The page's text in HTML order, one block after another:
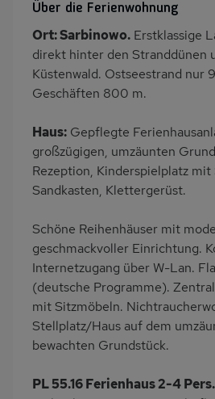
PKW-Parkplatz
Dusche
Babybett
Fahrradverleih
Wb/WC
Strandnah
Handtücher inklusive
Über die Ferienwohnung
Ort: Sarbinowo. Erstklassige
direkt hinter den Stranddünen
Küstenwald. Ostseestrand
Geschäften 800 m.
Haus: Gepflegte
großzügigen, umzäunten
Rezeption, Kinderspielplatz mit
Sandkasten, Klettergerüst.
Schöne Reihenhäuser mit
geschmackvoller Einrichtung.
Internetzugang über W-Lan.
(deutsche Programme).
mit Sitzmöbeln.
Stellplatz/Haus auf dem
bewachten Grundstück.
PL 55.16 Ferienhaus 2-4